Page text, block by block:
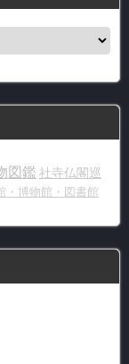
図鑑 社寺仏閣巡
・博物館・図書館